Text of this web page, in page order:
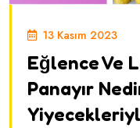
13 Kasım 2023
Eğlence Ve
Panayır